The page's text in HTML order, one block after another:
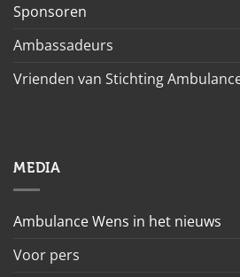
Sponsoren
Ambassadeurs
Vrienden van Stichting
MEDIA
Ambulance Wens in het nieuws
Voor pers